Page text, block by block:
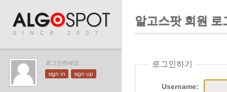
SINCE 2007
로그인하세요.
sign in sign up
알고스팟 회원 로
로그인하기
Username: